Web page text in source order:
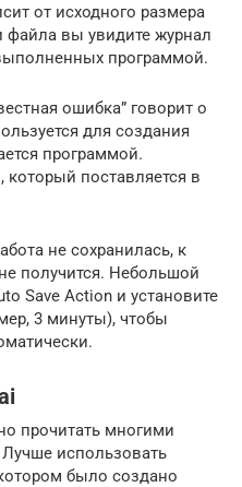
от исходного размера
файла вы увидите журнал
программой.
ошибка” говорит о
для создания
программой.
который поставляется в
не сохранилась, к
получится. Небольшой
Save Action и установите
3 минуты), чтобы
прочитать многими
использовать
было создано